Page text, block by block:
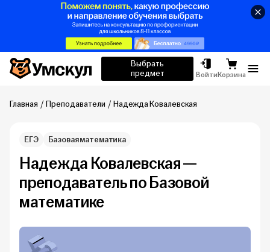
Умскул
Выбрать
предмет
ВойтиКорзина
Главная Преподаватели Надежда Ковалевская
ЕГЭ Базовая математика
Надежда Ковалевская —
преподаватель по Базовой
математике